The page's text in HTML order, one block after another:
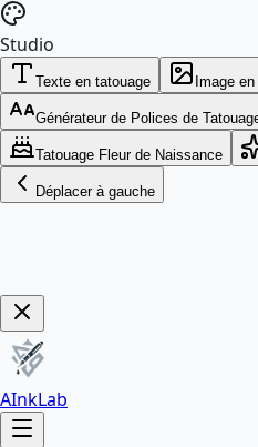
Studio
Texte en tatouage Image
Générateur de Polices de
Tatouage Fleur de Naissance
Déplacer à gauche
Profitez-en !
AInkLab